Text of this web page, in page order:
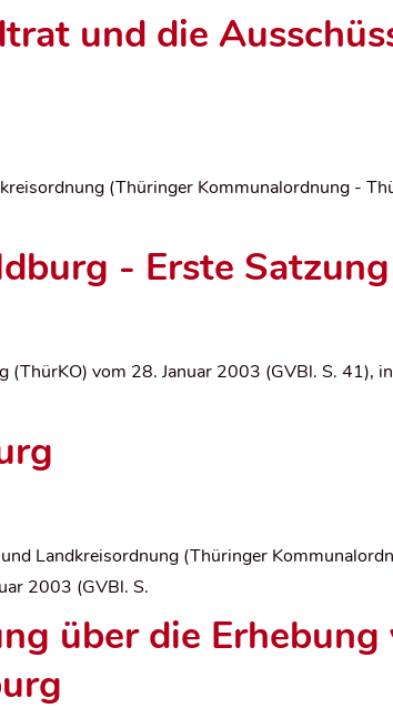
und die
(Thüringer Kommunalordnung -
- Erste
vom 28. Januar 2003 (GVBl. S. 41),
Landkreisordnung (Thüringer
2003 (GVBl. S.
über die Erhebung